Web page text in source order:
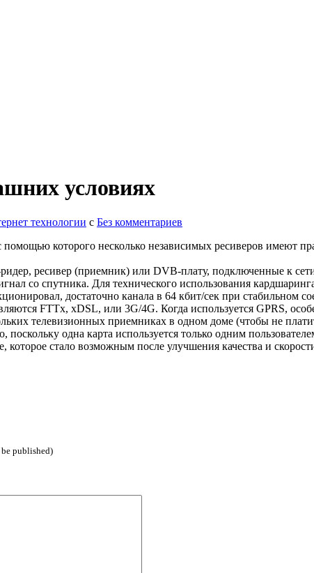
условиях
технологии с Без комментариев
которого несколько независимых ресиверов имеют
ресивер (приемник) или DVB-плату, подключенные к
со спутника. Для технического использования
достаточно канала в 64 кбит/сек при стабильном
FTTx, xDSL, или 3G/4G. Когда используется GPRS,
телевизионных приемниках в одном доме (чтобы не
поскольку одна карта используется только одним
которое стало возможным после улучшения качества и
published)